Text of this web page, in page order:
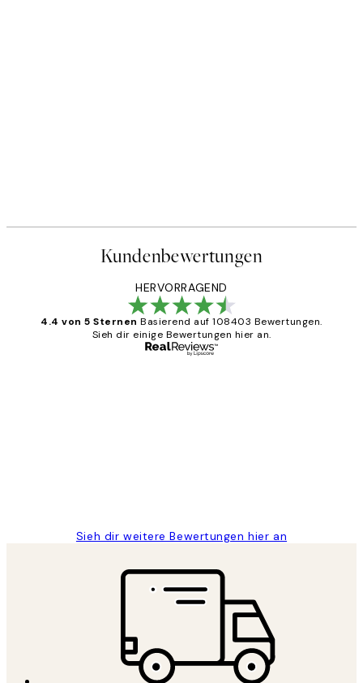
Kundenbewertungen
HERVORRAGEND
4.4 von 5 Sternen Basierend auf 108403 Bewertungen.
Sieh dir einige Bewertungen hier an.
Sieh dir weitere Bewertungen hier an